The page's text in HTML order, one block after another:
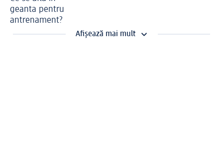
geanta pentru
antrenament?
Afișează mai mult